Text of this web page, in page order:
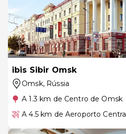
ibis Sibir Omsk
Omsk, Rússia
A 1.3 km de Centro de Omsk
A 4.5 km de Aeroporto